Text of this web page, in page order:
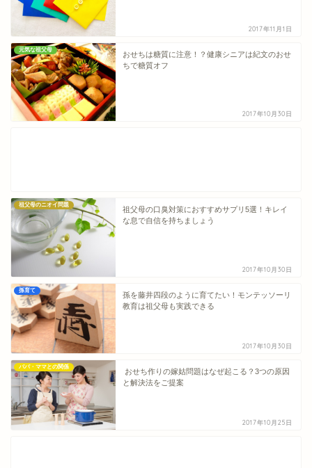
2017年11月1日
元気な祖父母
おせちは糖質に注意！？健康シニアは紀文のおせ
ちで糖質オフ
2017年10月30日
祖父母のニオイ問題
祖父母の口臭対策におすすめサプリ5選！キレイ
な息で自信を持ちましょう
2017年10月30日
孫育て
孫を藤井四段のように育てたい！モンテッソーリ
教育は祖父母も実践できる
2017年10月30日
パパ・ママとの関係
おせち作りの嫁姑問題はなぜ起こる？3つの原因
と解決法をご提案
2017年10月25日